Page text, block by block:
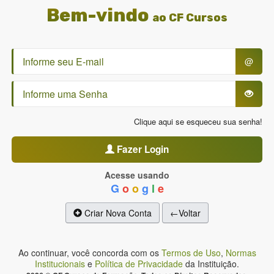
Bem-vindo ao CF Cursos
@
Clique aqui se esqueceu sua senha!
Fazer Login
Acesse usando
G o o g l e
Criar Nova Conta ←Voltar
Ao continuar, você concorda com os Termos de Uso, Normas
Institucionais e Política de Privacidade da Instituição.